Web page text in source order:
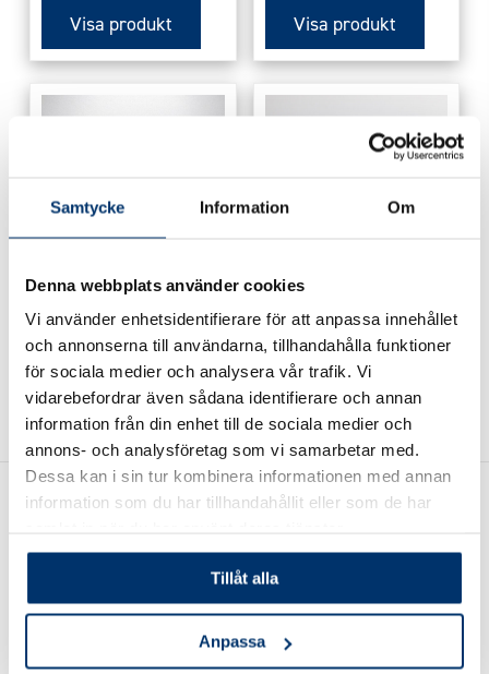
Samtycke Information Om
Denna webbplats använder cookies
Vi använder enhetsidentifierare för att anpassa innehållet
och annonserna till användarna, tillhandahålla funktioner
för sociala medier och analysera vår trafik. Vi
vidarebefordrar även sådana identifierare och annan
information från din enhet till de sociala medier och
annons- och analysföretag som vi samarbetar med.
Dessa kan i sin tur kombinera informationen med annan
information som du har tillhandahållit eller som de har
Tillåt alla
Anpassa
Visa produkt Visa produkt
Minimaster –
Komplett
15350kr
Visa produkt
Flytande klor 4
dunkar
5750kr
Visa produkt